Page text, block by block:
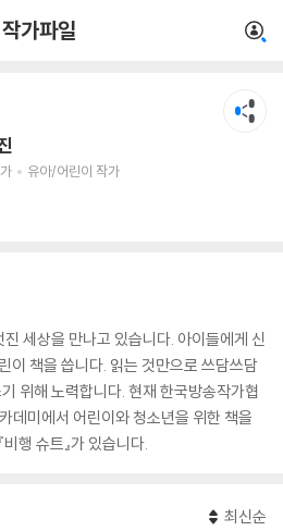
작가파일
유아/어린이 작가
작가
세상을 만나고 있습니다. 아이들에게 신
이 책을 씁니다. 읽는 것만으로 쓰담쓰담
위해 노력합니다. 현재 한국방송작가협
데미에서 어린이와 청소년을 위한 책을
행 슈트』가 있습니다.
최신순